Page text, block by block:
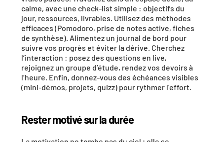
calme, avec une check-list simple : objectifs du
jour, ressources, livrables. Utilisez des méthodes
efficaces (Pomodoro, prise de notes active, fiches
de synthèse). Alimentez un journal de bord pour
suivre vos progrès et éviter la dérive. Cherchez
l’interaction : posez des questions en live,
rejoignez un groupe d’étude, rendez vos devoirs à
l’heure. Enfin, donnez-vous des échéances visibles
(mini-démos, projets, quizz) pour rythmer l’effort.
Rester motivé sur la durée